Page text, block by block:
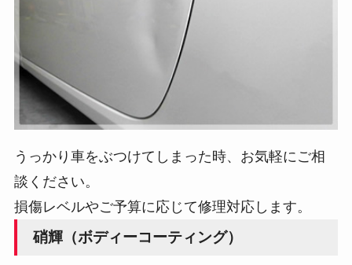
うっかり車をぶつけてしまった時、お気軽にご相
談ください。
損傷レベルやご予算に応じて修理対応します。
硝輝（ボディーコーティング）